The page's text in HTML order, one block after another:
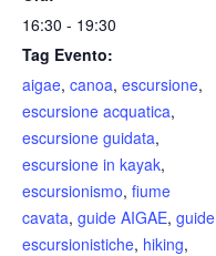
16:30 - 19:30
Tag Evento:
aigae, canoa, escursione,
escursione acquatica,
escursione guidata,
escursione in kayak,
escursionismo, fiume
cavata, guide AIGAE, guide
escursionistiche, hiking,